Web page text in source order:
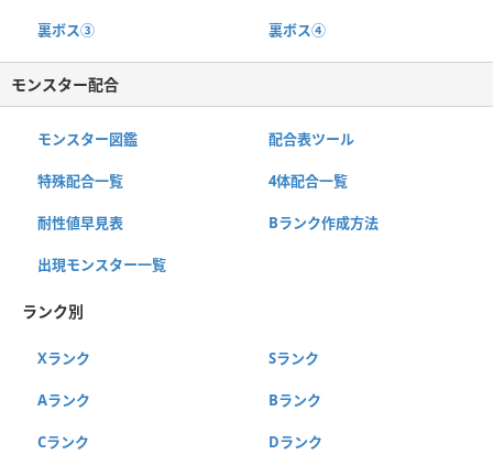
裏ボス③ 裏ボス④
モンスター配合
モンスター図鑑 配合表ツール
特殊配合一覧 4体配合一覧
耐性値早見表 Bランク作成方法
出現モンスター一覧
ランク別
Xランク Sランク
Aランク Bランク
Cランク Dランク